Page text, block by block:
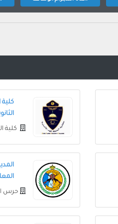
كلية
كلية
حرس